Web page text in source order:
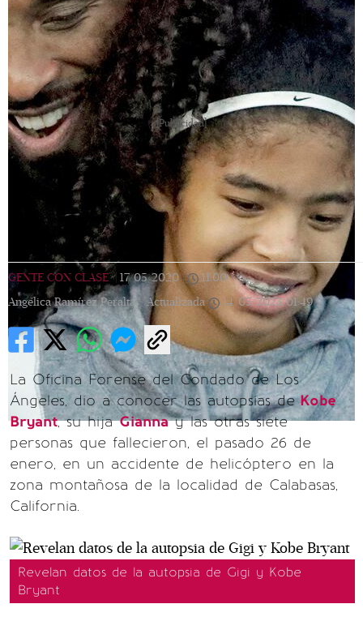
[Publicidad]
GENTE CON CLASE | 17/05/2020 | 11:00 |
Angélica Ramírez Peralta | Actualizada 14/05/2023 01:49
La Oficina Forense del Condado de Los
Ángeles, dio a conocer las autopsias deKobe
Bryant, su hijaGiannay las otras siete
personas que fallecieron, el pasado 26 de
enero, en un accidente de helicóptero en la
zona montañosa de la localidad de Calabasas,
California.
Revelan datos de la autopsia de Gigi y Kobe
Bryant